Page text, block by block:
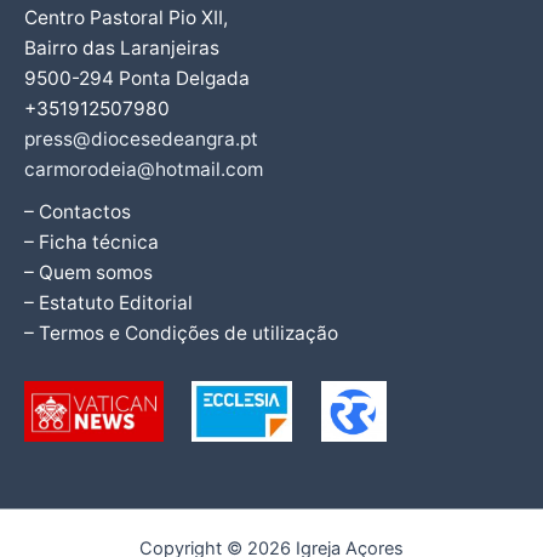
Centro Pastoral Pio XII,
Bairro das Laranjeiras
9500-294 Ponta Delgada
+351912507980
press@diocesedeangra.pt
carmorodeia@hotmail.com
– Contactos
– Ficha técnica
– Quem somos
– Estatuto Editorial
– Termos e Condições de utilização
Copyright © 2026 Igreja Açores